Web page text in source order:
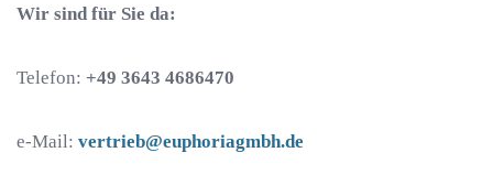
Wir sind für Sie da:
Telefon: +49 3643 4686470
e-Mail: vertrieb@euphoriagmbh.de